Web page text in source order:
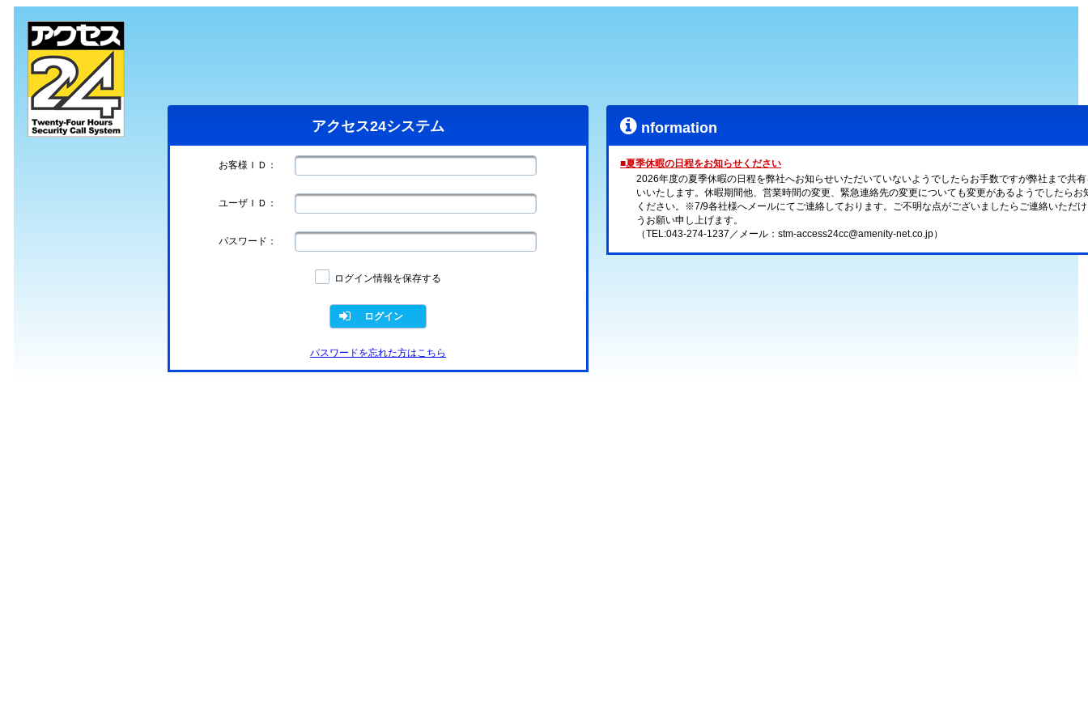
アクセス24システム
お客様ＩＤ：
ユーザＩＤ：
パスワード：
ログイン情報を保存する
ログイン
パスワードを忘れた方はこちら
nformation
■夏季休暇の日程をお知らせください
2026年度の夏季休暇の日程を弊社へお知らせいただいていないようでしたらお手数ですが弊社まで共
いいたします。休暇期間他、営業時間の変更、緊急連絡先の変更についても変更があるようでしたらお
ください。※7/9各社様へメールにてご連絡しております。ご不明な点がございましたらご連絡いただ
うお願い申し上げます。
（TEL:043-274-1237／メール：stm-access24cc@amenity-net.co.jp）